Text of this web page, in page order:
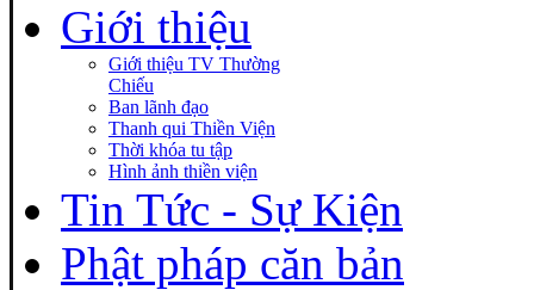
Giới thiệu
Giới thiệu TV Thường
Chiếu
Ban lãnh đạo
Thanh qui Thiền Viện
Thời khóa tu tập
Hình ảnh thiền viện
Tin Tức - Sự Kiện
Phật pháp căn bản